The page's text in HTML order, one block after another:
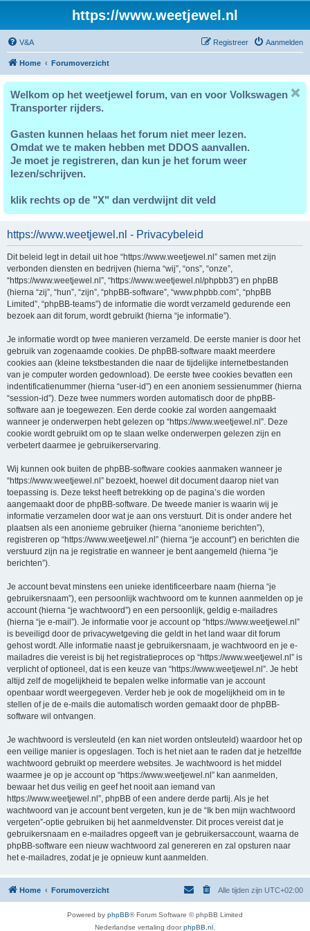
https://www.weetjewel.nl
V&A Aanmelden
Registreer
Home Forumoverzicht
Welkom op het weetjewel forum, van en voor Volkswagen
Transporter rijders.
Gasten kunnen helaas het forum niet meer lezen.
Omdat we te maken hebben met DDOS aanvallen.
Je moet je registreren, dan kun je het forum weer
lezen/schrijven.
klik rechts op de "X" dan verdwijnt dit veld
https://www.weetjewel.nl - Privacybeleid
Dit beleid legt in detail uit hoe “https://www.weetjewel.nl” samen met zijn
verbonden diensten en bedrijven (hierna “wij”, “ons”, “onze”,
“https://www.weetjewel.nl”, “https://www.weetjewel.nl/phpbb3”) en phpBB
(hierna “zij”, “hun”, “zijn”, “phpBB-software”, “www.phpbb.com”, “phpBB
Limited”, “phpBB-teams”) de informatie die wordt verzameld gedurende een
bezoek aan dit forum, wordt gebruikt (hierna “je informatie”).
Je informatie wordt op twee manieren verzameld. De eerste manier is door het
gebruik van zogenaamde cookies. De phpBB-software maakt meerdere
cookies aan (kleine tekstbestanden die naar de tijdelijke internetbestanden
van je computer worden gedownload). De eerste twee cookies bevatten een
indentificatienummer (hierna “user-id”) en een anoniem sessienummer (hierna
“session-id”). Deze twee nummers worden automatisch door de phpBB-
software aan je toegewezen. Een derde cookie zal worden aangemaakt
wanneer je onderwerpen hebt gelezen op “https://www.weetjewel.nl”. Deze
cookie wordt gebruikt om op te slaan welke onderwerpen gelezen zijn en
verbetert daarmee je gebruikerservaring.
Wij kunnen ook buiten de phpBB-software cookies aanmaken wanneer je
“https://www.weetjewel.nl” bezoekt, hoewel dit document daarop niet van
toepassing is. Deze tekst heeft betrekking op de pagina’s die worden
aangemaakt door de phpBB-software. De tweede manier is waarin wij je
informatie verzamelen door wat je aan ons verstuurt. Dit is onder andere het
plaatsen als een anonieme gebruiker (hierna “anonieme berichten”),
registreren op “https://www.weetjewel.nl” (hierna “je account”) en berichten die
verstuurd zijn na je registratie en wanneer je bent aangemeld (hierna “je
berichten”).
Je account bevat minstens een unieke identificeerbare naam (hierna “je
gebruikersnaam”), een persoonlijk wachtwoord om te kunnen aanmelden op je
account (hierna “je wachtwoord”) en een persoonlijk, geldig e-mailadres
(hierna “je e-mail”). Je informatie voor je account op “https://www.weetjewel.nl”
is beveiligd door de privacywetgeving die geldt in het land waar dit forum
gehost wordt. Alle informatie naast je gebruikersnaam, je wachtwoord en je e-
mailadres die vereist is bij het registratieproces op “https://www.weetjewel.nl” is
verplicht of optioneel, dat is een keuze van “https://www.weetjewel.nl”. Je hebt
altijd zelf de mogelijkheid te bepalen welke informatie van je account
openbaar wordt weergegeven. Verder heb je ook de mogelijkheid om in te
stellen of je de e-mails die automatisch worden gemaakt door de phpBB-
software wil ontvangen.
Je wachtwoord is versleuteld (en kan niet worden ontsleuteld) waardoor het op
een veilige manier is opgeslagen. Toch is het niet aan te raden dat je hetzelfde
wachtwoord gebruikt op meerdere websites. Je wachtwoord is het middel
waarmee je op je account op “https://www.weetjewel.nl” kan aanmelden,
bewaar het dus veilig en geef het nooit aan iemand van
https://www.weetjewel.nl”, phpBB of een andere derde partij. Als je het
wachtwoord van je account bent vergeten, kun je de “Ik ben mijn wachtwoord
vergeten”-optie gebruiken bij het aanmeldvenster. Dit proces vereist dat je
gebruikersnaam en e-mailadres opgeeft van je gebruikersaccount, waarna de
phpBB-software een nieuw wachtwoord zal genereren en zal opsturen naar
het e-mailadres, zodat je je opnieuw kunt aanmelden.
Home Forumoverzicht Alle tijden zijn UTC+02:00
Powered by phpBB® Forum Software © phpBB Limited
Nederlandse vertaling doorphpBB.nl